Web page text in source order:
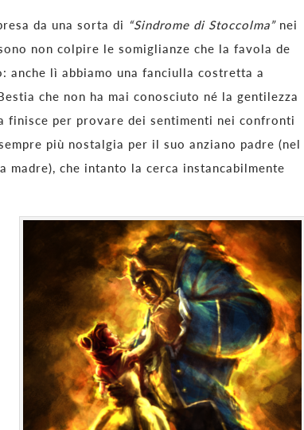
da una sorta di “Sindrome di Stoccolma”nei
non colpire le somiglianze che la favola de
anche lì abbiamo una fanciulla costretta a
che non ha mai conosciuto né la gentilezza
finisce per provare dei sentimenti nei confronti
più nostalgia per il suo anziano padre (nel
che intanto la cerca instancabilmente